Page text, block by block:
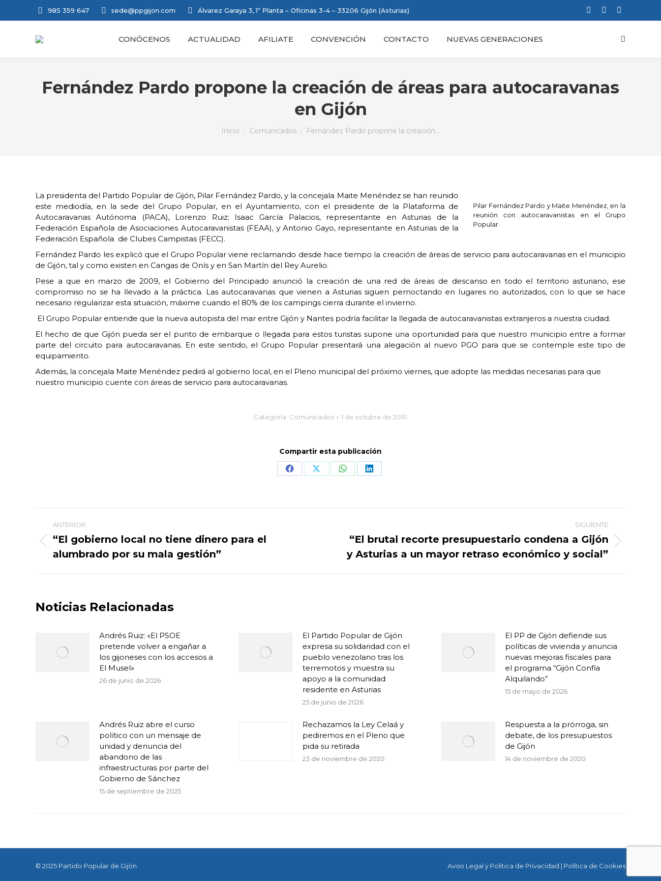
985 359 647 sede@ppgijon.com Álvarez Garaya 3, 1º Planta – Oficinas 3-4 – 33206 Gijón (Asturias)
opensopens
CONÓCENOS ACTUALIDAD AFILIATE CONVENCIÓN CONTACTO NUEVAS GENERACIONES Buscar:
Fernández Pardo propone la creación de áreas para autocaravanas
en Gijón
Estás aquí:
Inicio Comunicados Fernández Pardo propone la creación…
Pilar Fernández Pardo y Maite Menéndez, en la
reunión con autocaravanistas en el Grupo
Popular.
La presidenta del Partido Popular de Gijón, Pilar Fernández Pardo, y la concejala Maite Menéndez se han reunido
este mediodía, en la sede del Grupo Popular, en el Ayuntamiento, con el presidente de la Plataforma de
Autocaravanas Autónoma (PACA), Lorenzo Ruiz; Isaac García Palacios, representante en Asturias de la
Federación Española de Asociaciones Autocaravanistas (FEAA), y Antonio Gayo, representante en Asturias de la
Federación Española de Clubes Campistas (FECC).
Fernández Pardo les explicó que el Grupo Popular viene reclamando desde hace tiempo la creación de áreas de servicio para autocaravanas en el municipio
de Gijón, tal y como existen en Cangas de Onís y en San Martín del Rey Aurelio.
Pese a que en marzo de 2009, el Gobierno del Principado anunció la creación de una red de áreas de descanso en todo el territorio asturiano, ese
compromiso no se ha llevado a la práctica. Las autocaravanas que vienen a Asturias siguen pernoctando en lugares no autorizados, con lo que se hace
necesario regularizar esta situación, máxime cuando el 80% de los campings cierra durante el invierno.
El Grupo Popular entiende que la nueva autopista del mar entre Gijón y Nantes podría facilitar la llegada de autocaravanistas extranjeros a nuestra ciudad.
El hecho de que Gijón pueda ser el punto de embarque o llegada para estos turistas supone una oportunidad para que nuestro municipio entre a formar
parte del circuito para autocaravanas. En este sentido, el Grupo Popular presentará una alegación al nuevo PGO para que se contemple este tipo de
equipamiento.
Además, la concejala Maite Menéndez pedirá al gobierno local, en el Pleno municipal del próximo viernes, que adopte las medidas necesarias para que
nuestro municipio cuente con áreas de servicio para autocaravanas.
Categoría: Comunicados 1 de octubre de 2010
Compartir esta publicación
Share Share Share Share
Navegación
entre
publicaciones
ANTERIOR
Publicación
anterior:
“El gobierno local no tiene dinero para el
alumbrado por su mala gestión”
SIGUIENTE
Publicación
siguiente:
“El brutal recorte presupuestario condena a Gijón
y Asturias a un mayor retraso económico y social”
Noticias Relacionadas
Andrés Ruiz: «El PSOE
pretende volver a engañar a
los gijoneses con los accesos a
El Musel»
26 de junio de 2026
El Partido Popular de Gijón
expresa su solidaridad con el
pueblo venezolano tras los
terremotos y muestra su
apoyo a la comunidad
residente en Asturias
25 de junio de 2026
El PP de Gijón defiende sus
políticas de vivienda y anuncia
nuevas mejoras fiscales para
el programa “Gijón Confía
Alquilando”
15 de mayo de 2026
Andrés Ruiz abre el curso
político con un mensaje de
unidad y denuncia del
abandono de las
infraestructuras por parte del
Gobierno de Sánchez
15 de septiembre de 2025
Rechazamos la Ley Celaá y
pediremos en el Pleno que
pida su retirada
23 de noviembre de 2020
Respuesta a la prórroga, sin
debate, de los presupuestos
de Gijón
14 de noviembre de 2020
© 2025 Partido Popular de Gijón Aviso Legal y Política de Privacidad | Política de Cookies